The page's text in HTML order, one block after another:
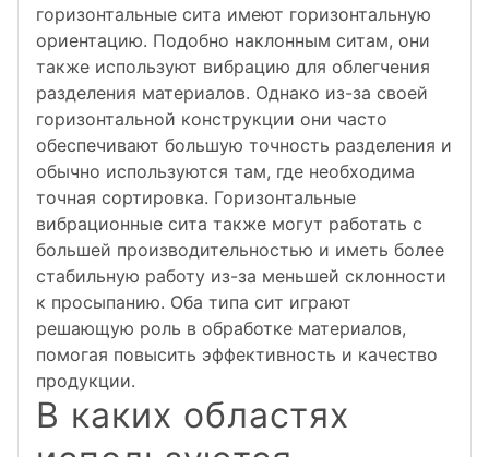
горизонтальные сита имеют горизонтальную
ориентацию. Подобно наклонным ситам, они
также используют вибрацию для облегчения
разделения материалов. Однако из-за своей
горизонтальной конструкции они часто
обеспечивают большую точность разделения и
обычно используются там, где необходима
точная сортировка. Горизонтальные
вибрационные сита также могут работать с
большей производительностью и иметь более
стабильную работу из-за меньшей склонности
к просыпанию. Оба типа сит играют
решающую роль в обработке материалов,
помогая повысить эффективность и качество
продукции.
В каких областях